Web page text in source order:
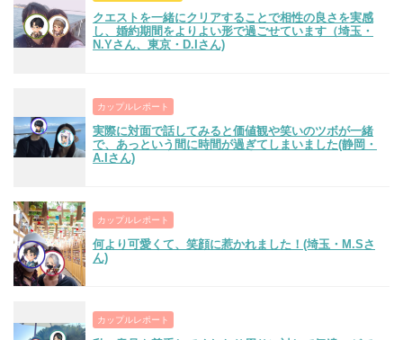
クエストを一緒にクリアすることで相性の良さを実感
し、婚約期間をよりよい形で過ごせています（埼玉・
N.Yさん、東京・D.Iさん)
カップルレポート
実際に対面で話してみると価値観や笑いのツボが一緒
で、あっという間に時間が過ぎてしまいました(静岡・
A.Iさん)
カップルレポート
何より可愛くて、笑顔に惹かれました！(埼玉・M.Sさ
ん)
カップルレポート